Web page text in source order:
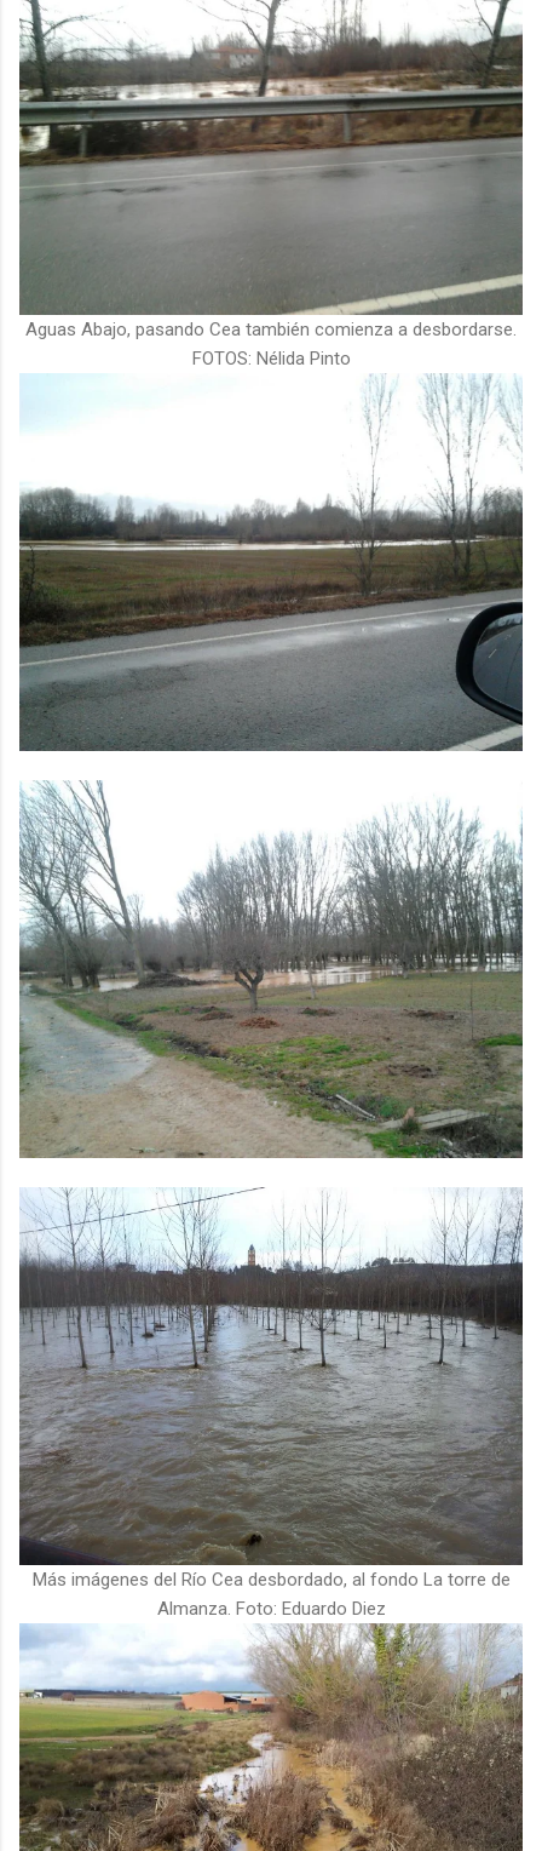
Aguas Abajo, pasando Cea también comienza a desbordarse.
FOTOS: Nélida Pinto
Más imágenes del Río Cea desbordado, al fondo La torre de
Almanza. Foto: Eduardo Diez